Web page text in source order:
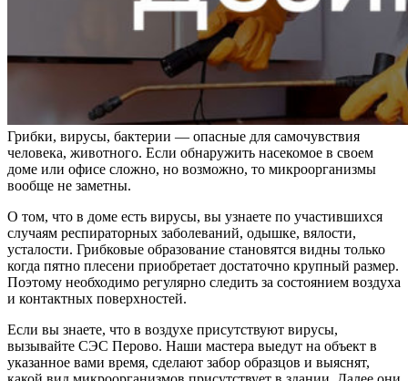
Грибки, вирусы, бактерии — опасные для самочувствия
человека, животного. Если обнаружить насекомое в своем
доме или офисе сложно, но возможно, то микроорганизмы
вообще не заметны.
О том, что в доме есть вирусы, вы узнаете по участившихся
случаям респираторных заболеваний, одышке, вялости,
усталости. Грибковые образование становятся видны только
когда пятно плесени приобретает достаточно крупный размер.
Поэтому необходимо регулярно следить за состоянием воздуха
и контактных поверхностей.
Если вы знаете, что в воздухе присутствуют вирусы,
вызывайте СЭС Перово. Наши мастера выедут на объект в
указанное вами время, сделают забор образцов и выяснят,